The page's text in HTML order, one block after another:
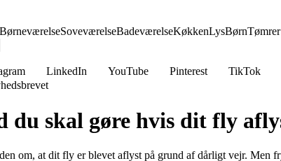
BørneværelseSoveværelseBadeværelseKøkkenLysBørnTømrer
LinkedIn YouTube Pinterest TikTok
du skal gøre hvis dit fly
om, at dit fly er blevet aflyst på grund af dårligt vejr.